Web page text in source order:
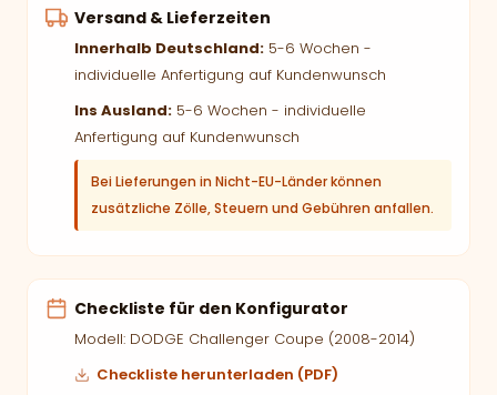
Versand & Lieferzeiten
Innerhalb Deutschland: 5-6 Wochen -
individuelle Anfertigung auf Kundenwunsch
Ins Ausland: 5-6 Wochen - individuelle
Anfertigung auf Kundenwunsch
Bei Lieferungen in Nicht-EU-Länder können
zusätzliche Zölle, Steuern und Gebühren anfallen.
Checkliste für den Konfigurator
Modell: DODGE Challenger Coupe (2008-2014)
Checkliste herunterladen (PDF)